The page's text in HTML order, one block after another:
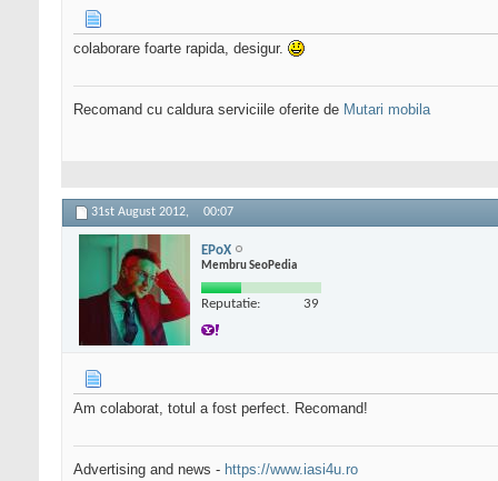
colaborare foarte rapida, desigur.
Recomand cu caldura serviciile oferite de Mutari mobila
31st August 2012, 00:07
EPoX
Membru SeoPedia
Reputatie: 39
Am colaborat, totul a fost perfect. Recomand!
Advertising and news - https://www.iasi4u.ro